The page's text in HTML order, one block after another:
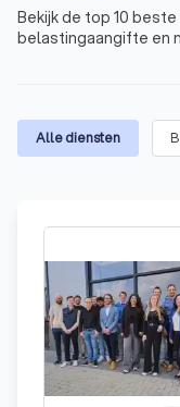
Bekijk de top 10
belastingaangifte en
Alle diensten